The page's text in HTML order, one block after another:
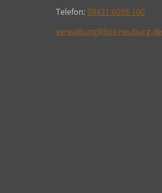
Telefon: 08431 6098-100
verwaltung@bsz-neuburg.de